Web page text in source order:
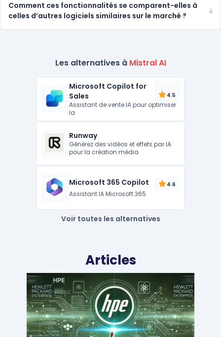
Comment ces fonctionnalités se comparent-elles à
celles d’autres logiciels similaires sur le marché ?
Les alternatives à Mistral AI
Microsoft Copilot for
Sales
4.5
Assistant de vente IA pour optimiser
la
Runway
Générez des vidéos et effets par IA
pour la création média
Microsoft 365 Copilot 4.6
Assistant IA Microsoft 365
Voir toutes les alternatives
Articles